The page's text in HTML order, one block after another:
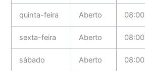
quinta-feira Aberto 08:00
sexta-feira Aberto 08:00
sábado Aberto 08:00